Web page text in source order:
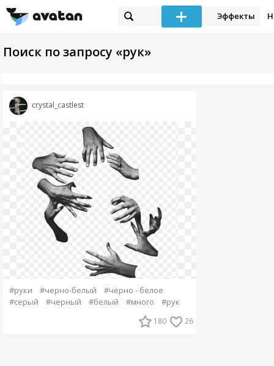
Эффекты
Поиск по запросу «рук»
crystal_castlest
#руки #черно-белый
#чёрно - белое
#серый
#черный #белый #много #рук
180 26